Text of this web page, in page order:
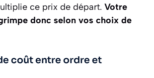
ce prix de départ. Votre
donc selon vos choix de
coût entre ordre et